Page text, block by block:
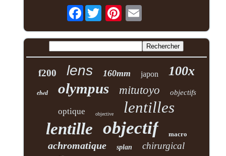
Facebook
f200 lens 160mm japon 100x
elwd olympus mitutoyo objectifs
optique objective lentilles
lentille objectif macro
achromatique splan chirurgical